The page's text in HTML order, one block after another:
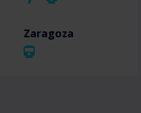
Zaragoza